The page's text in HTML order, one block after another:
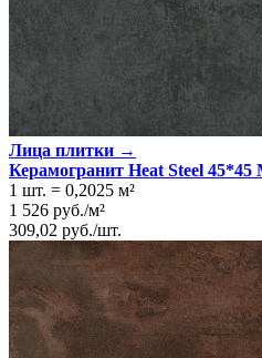
Лица плитки →
Керамогранит Heat Steel 45*45
1 шт. = 0,2025 м²
1 526 руб./м²
309,02 руб./шт.